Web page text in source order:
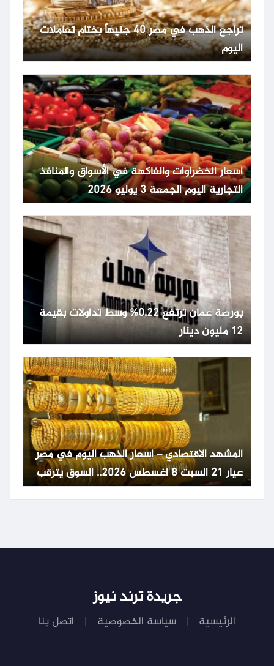
تراجع الذهب في مصر 40 جنيهاً بختام تعاملات
اليوم
أسعار الخضراوات والفاكهة في الأسواق والمنافذ
التجارية اليوم الجمعة 3 يوليو 2026
بورصة عمان ترتفع 0.22% وسط تداولات بقيمة
12 مليون دينار
المشهد الاقتصادي – اسعار الذهب اليوم في مصر
عيار 21 السبت 8 أغسطس 2026.. السوق يترقب
تطورات عالمية
جريدة ترند نيوز
الرئيسية سياسة الخصوصية اتصل بنا